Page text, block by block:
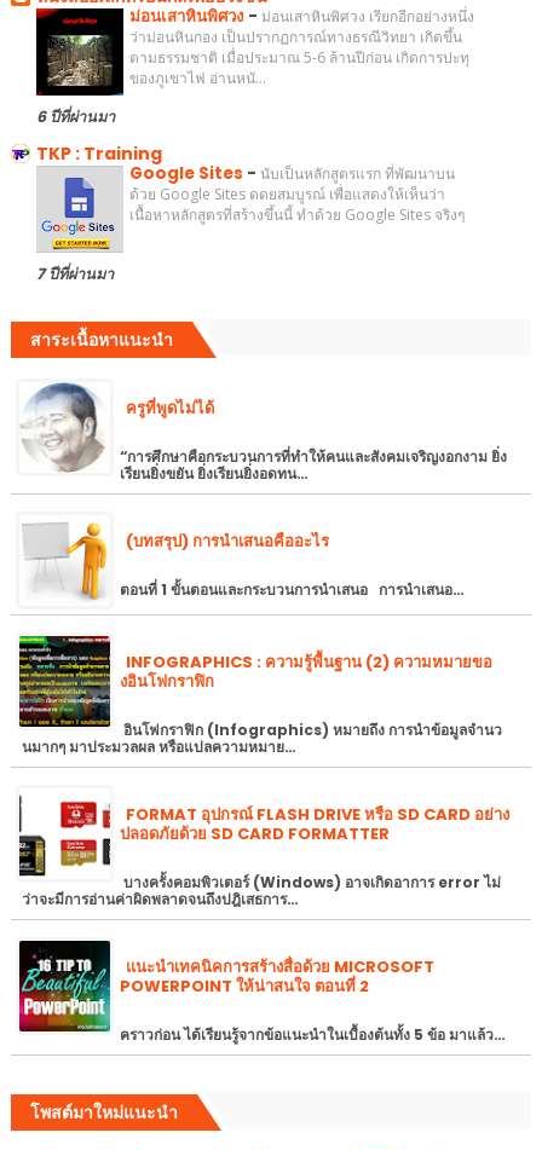
ม่อนเสาหินพิศวง - ม่อนเสาหินพิศวง เรียกอีกอย่างหนึ่ง
ว่าม่อนหินกอง เป็นปรากฏการณ์ทางธรณีวิทยา เกิดขึ้น
ตามธรรมชาติ เมื่อประมาณ 5-6 ล้านปีก่อน เกิดการปะทุ
ของภูเขาไฟ อ่านหนั...
6 ปีที่ผ่านมา
TKP : Training
Google Sites - นับเป็นหลักสูตรแรก ที่พัฒนาบน
ด้วย Google Sites ดดยสมบูรณ์ เพื่อแสดงให้เห็นว่า
เนื้อหาหลักสูตรที่สร้างขึ้นนี้ ทำด้วย Google Sites จริงๆ
7 ปีที่ผ่านมา
สาระเนื้อหาแนะนำ
ครูที่พูดไม่ได้
“การศึกษาคือกระบวนการที่ทำให้คนและสังคมเจริญงอกงาม ยิ่ง
เรียนยิ่งขยัน ยิ่งเรียนยิ่งอดทน…
(บทสรุป) การนำเสนอคืออะไร
ตอนที่ 1 ขั้นตอนและกระบวนการนำเสนอ การนำเสนอ…
INFOGRAPHICS : ความรู้พื้นฐาน (2) ความหมายขอ
งอินโฟกราฟิก
อินโฟกราฟิก (Infographics) หมายถึง การนำข้อมูลจำนว
นมากๆ มาประมวลผล หรือแปลความหมาย…
FORMAT อุปกรณ์ FLASH DRIVE หรือ SD CARD อย่าง
ปลอดภัยด้วย SD CARD FORMATTER
บางครั้งคอมพิวเตอร์ (Windows) อาจเกิดอาการ error ไม่
ว่าจะมีการอ่านค่าผิดพลาดจนถึงปฎิเสธการ…
แนะนำเทคนิคการสร้างสื่อด้วย MICROSOFT
POWERPOINT ให้น่าสนใจ ตอนที่ 2
คราวก่อน ได้เรียนรู้จากข้อแนะนำในเบื้องต้นทั้ง 5 ข้อ มาแล้ว…
โพสต์มาใหม่แนะนำ